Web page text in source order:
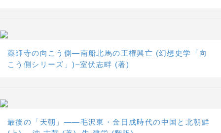
薬師寺の向こう側―南船北馬の王権興亡 (幻想史学「向
こう側シリーズ」)–室伏志畔 (著)
最後の「天朝」――毛沢東・金日成時代の中国と北朝鮮